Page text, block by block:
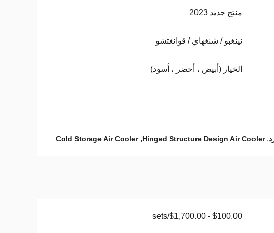
منتج جديد 2023
نينغبو / شنغهاي / قوانغتشو
الخيار (أبيض ، أخضر ، أسود)
,
Hinged Structure Design Air Cooler
,
Cold Storage Air Cooler
$100.00 - $1,700.00/sets